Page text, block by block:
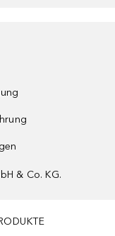
& Co. KG.